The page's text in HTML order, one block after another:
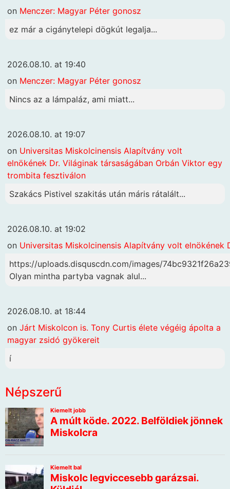
on Menczer: Magyar Péter gonosz
ez már a cigánytelepi dögkút legalja...
2026.08.10. at 19:40
on Menczer: Magyar Péter gonosz
Nincs az a lámpaláz, ami miatt...
2026.08.10. at 19:07
on Universitas Miskolcinensis Alapítvány volt
elnökének Dr. Világinak társaságában Orbán Viktor egy
trombita fesztiválon
Szakács Pistivel szakitás után máris rátalált...
2026.08.10. at 19:02
on Universitas Miskolcinensis Alapítvány volt
https://uploads.disquscdn.com/images/
Olyan mintha partyba vagnak alul...
2026.08.10. at 18:44
on Járt Miskolcon is. Tony Curtis élete végéig ápolta a
magyar zsidó gyökereit
í
Népszerű